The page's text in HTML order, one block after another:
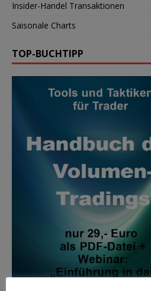
Insider-Handel Transaktionen
Saisonale Charts
TOP-BUCHTIPP